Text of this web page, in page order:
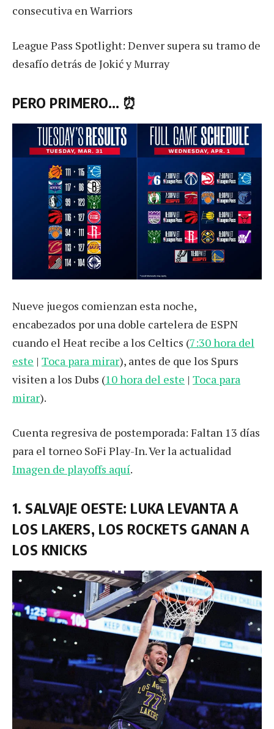
consecutiva en Warriors
League Pass Spotlight: Denver supera su tramo de
desafío detrás de Jokić y Murray
PERO PRIMERO… ⏰
Nueve juegos comienzan esta noche,
encabezados por una doble cartelera de ESPN
cuando el Heat recibe a los Celtics (7:30 hora del
este | Toca para mirar), antes de que los Spurs
visiten a los Dubs (10 hora del este | Toca para
mirar).
Cuenta regresiva de postemporada: Faltan 13 días
para el torneo SoFi Play-In. Ver la actualidad
Imagen de playoffs aquí.
1. SALVAJE OESTE: LUKA LEVANTA A
LOS LAKERS, LOS ROCKETS GANAN A
LOS KNICKS